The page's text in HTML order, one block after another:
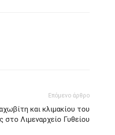
Επόμενο άρθρο
και κλιμακίου του
Λιμεναρχείο Γυθείου